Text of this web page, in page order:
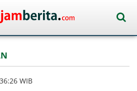
WIB